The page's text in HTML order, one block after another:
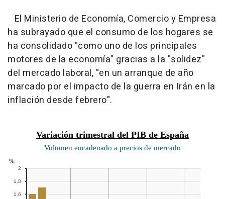
El Ministerio de Economía, Comercio y Empresa
ha subrayado que el consumo de los hogares se
ha consolidado "como uno de los principales
motores de la economía" gracias a la "solidez"
del mercado laboral, "en un arranque de año
marcado por el impacto de la guerra en Irán en la
inflación desde febrero".